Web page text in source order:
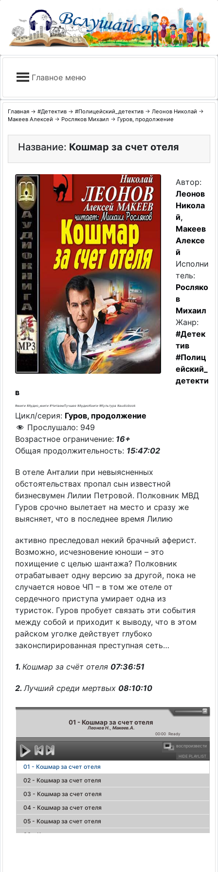
content
Главное меню
Главная → #Детектив → #Полицейский_детектив → Леонов Николай →
Макеев Алексей → Росляков Михаил → Гуров, продолжение
Название: Кошмар за счет отеля
Автор:
Леонов
Никола
й,
Макеев
Алексе
й
Исполни
тель:
Росляко
в
Михаил
Жанр:
#Детек
тив
#Полиц
ейский_
детекти
в
#книги #Аудио_книги #ЧитаемЛучшее #АудиоКниги #Культура #audiobook
Цикл/серия: Гуров, продолжение
Прослушало: 949
Возрастное ограничение: 16+
Общая продолжительность: 15:47:02
В отеле Анталии при невыясненных
обстоятельствах пропал сын известной
бизнесвумен Лилии Петровой. Полковник МВД
Гуров срочно вылетает на место и сразу же
выясняет, что в последнее время Лилию
активно преследовал некий брачный аферист.
Возможно, исчезновение юноши – это
похищение с целью шантажа? Полковник
отрабатывает одну версию за другой, пока не
случается новое ЧП – в том же отеле от
сердечного приступа умирает одна из
туристок. Гуров пробует связать эти события
между собой и приходит к выводу, что в этом
райском уголке действует глубоко
законспирированная преступная сеть…
1. Кошмар за счёт отеля 07:36:51
2.Лучший среди мертвых 08:10:10
01 - Кошмар за счет отеля
Леонов Н., Макеев.А.
00:00 Ready
HIDE PLAYLIST
воспроизвести
01 - Кошмар за счет отеля
02 - Кошмар за счет отеля
03 - Кошмар за счет отеля
04 - Кошмар за счет отеля
05 - Кошмар за счет отеля
06 - Кошмар за счет отеля